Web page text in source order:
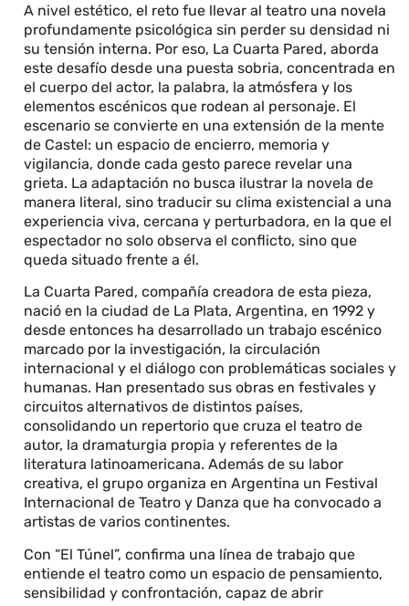
A nivel estético, el reto fue llevar al teatro una novela
profundamente psicológica sin perder su densidad ni
su tensión interna. Por eso, La Cuarta Pared, aborda
este desafío desde una puesta sobria, concentrada en
el cuerpo del actor, la palabra, la atmósfera y los
elementos escénicos que rodean al personaje. El
escenario se convierte en una extensión de la mente
de Castel: un espacio de encierro, memoria y
vigilancia, donde cada gesto parece revelar una
grieta. La adaptación no busca ilustrar la novela de
manera literal, sino traducir su clima existencial a una
experiencia viva, cercana y perturbadora, en la que el
espectador no solo observa el conflicto, sino que
queda situado frente a él.
La Cuarta Pared, compañía creadora de esta pieza,
nació en la ciudad de La Plata, Argentina, en 1992 y
desde entonces ha desarrollado un trabajo escénico
marcado por la investigación, la circulación
internacional y el diálogo con problemáticas sociales y
humanas. Han presentado sus obras en festivales y
circuitos alternativos de distintos países,
consolidando un repertorio que cruza el teatro de
autor, la dramaturgia propia y referentes de la
literatura latinoamericana. Además de su labor
creativa, el grupo organiza en Argentina un Festival
Internacional de Teatro y Danza que ha convocado a
artistas de varios continentes.
Con “El Túnel”, confirma una línea de trabajo que
entiende el teatro como un espacio de pensamiento,
sensibilidad y confrontación, capaz de abrir